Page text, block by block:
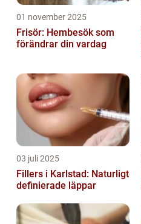
01 november 2025
Frisör: Hembesök som
förändrar din vardag
03 juli 2025
Fillers i Karlstad: Naturligt
definierade läppar